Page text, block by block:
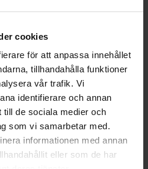
cookies
för att anpassa innehållet
tillhandahålla funktioner
vår trafik. Vi
identifierare och annan
till de sociala medier och
som vi samarbetar med.
informationen med annan
eller som de har